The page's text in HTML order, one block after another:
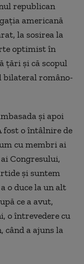
republican
americană
la sosirea la
optimist în
țări și că scopul
bilateral româno-
şi apoi
fost o întâlnire de
cu membri ai
Congresului,
şi suntem
o duce la un alt
ce a avut,
o întrevedere cu
când a ajuns la